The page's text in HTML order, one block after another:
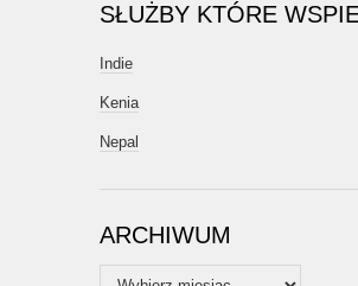
SŁUŻBY KTÓRE
Indie
Kenia
Nepal
ARCHIWUM
Archiwum